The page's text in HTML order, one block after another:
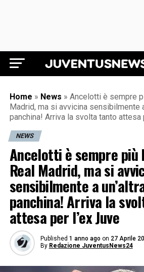
Juventus
Home » News » Ancelotti è sempre
Madrid, ma si avvicina sensibilmente
panchina! Arriva la svolta tanto attesa
NEWS
Ancelotti è sempre più
Real Madrid, ma si
sensibilmente a
panchina! Arriva la
attesa per l’ex Juve
Published 1 anno ago on 27 Aprile
By Redazione JuventusNews24